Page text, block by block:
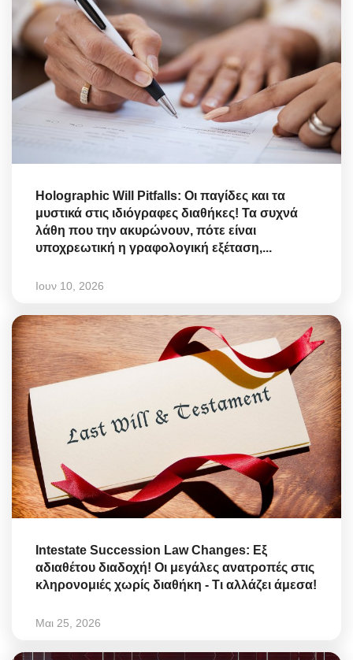
Holographic Will Pitfalls: Οι παγίδες και τα
μυστικά στις ιδιόγραφες διαθήκες! Τα συχνά
λάθη που την ακυρώνουν, πότε είναι
υποχρεωτική η γραφολογική εξέταση,...
Ιουν 10, 2026
Intestate Succession Law Changes: Εξ
αδιαθέτου διαδοχή! Οι μεγάλες ανατροπές στις
κληρονομιές χωρίς διαθήκη - Τι αλλάζει άμεσα!
Μαι 25, 2026